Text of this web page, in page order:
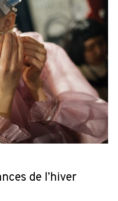
de l’hiver